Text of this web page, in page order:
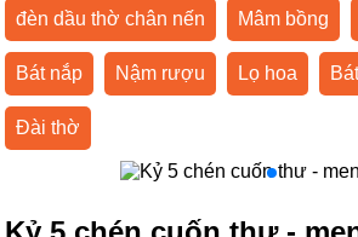
đèn dầu thờ chân nến Mâm bồng
Bát nắp Nậm rượu Lọ hoa
Đài thờ